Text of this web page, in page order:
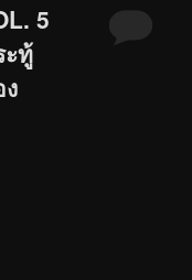
5
ทู้